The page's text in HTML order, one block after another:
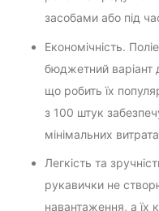
засобами або під
Економічність.
бюджетний варіант
що робить їх
з 100 штук
мінімальних
Легкість та
рукавички не
навантаження, а їх